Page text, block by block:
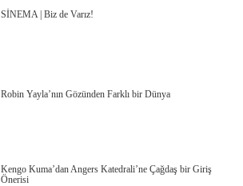
SİNEMA | Biz de Varız!
Robin Yayla’nın Gözünden Farklı bir Dünya
Kengo Kuma’dan Angers Katedrali’ne Çağdaş bir Giriş
Önerisi